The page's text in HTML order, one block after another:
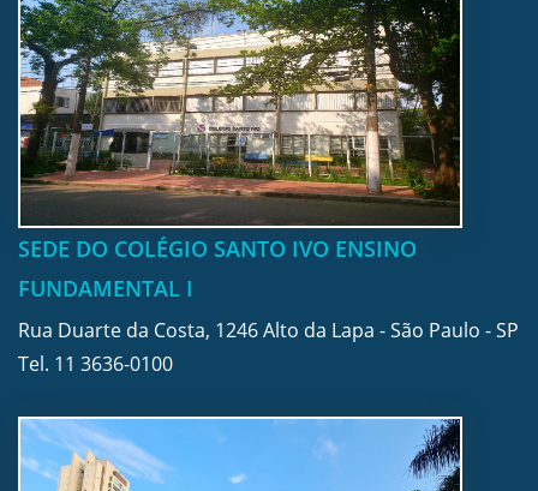
SEDE DO COLÉGIO SANTO IVO ENSINO
FUNDAMENTAL I
Rua Duarte da Costa, 1246 Alto da Lapa - São Paulo - SP
Tel. 11 3636-0100